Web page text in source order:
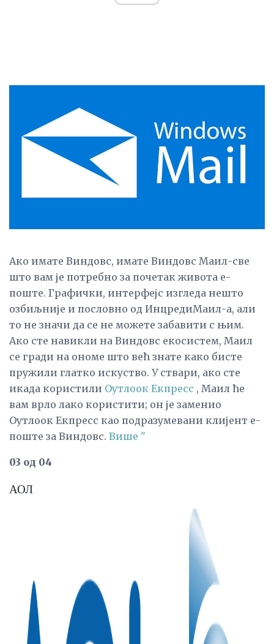
Ако имате Виндовс, имате Виндовс Маил-све
што вам је потребно за почетак живота е-
поште. Графички, интерфејс изгледа нешто
озбиљније и пословно од ИнцредиМаил-а, али
то не значи да се не можете забавити с њим.
Ако сте навикли на Виндовс екосистем, Маил
се гради на ономе што већ знате како бисте
пружили глатко искуство. У ствари, ако сте
икада користили Оутлоок Екпресс , Маил ће
вам врло лако користити; он је заменио
Оутлоок Екпресс као подразумевани клијент е-
поште за Виндовс. Више "
03 од 04
АОЛ